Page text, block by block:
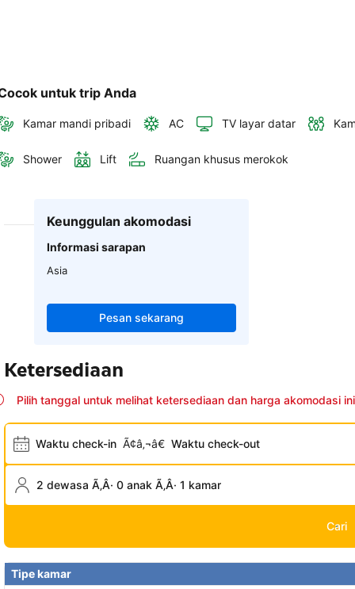
untuk trip Anda
Kamar mandi pribadi AC TV layar datar
Shower Lift Ruangan khusus merokok
Keunggulan akomodasi
Informasi sarapan
Asia
Pesan sekarang
Ketersediaan
Pilih tanggal untuk melihat ketersediaan dan harga akomodasi ini
Waktu check-in Ã¢â‚¬â€ Waktu check-out
2 dewasa Ã‚Â· 0 anak Ã‚Â· 1 kamar
Cari
Tipe kamar